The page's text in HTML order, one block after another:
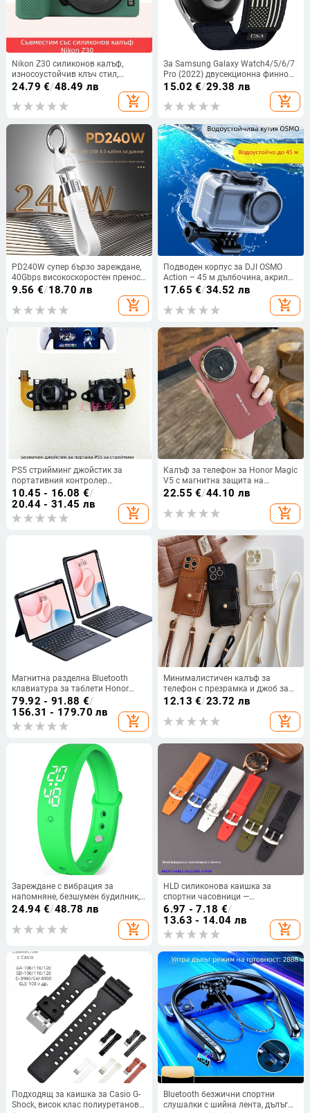
Nikon Z30 силиконов калъф,
износоустойчив клъч стил,
защита за безогледална камера
24.79 €/48.49 лв
add_shopping_cart
За Samsung Galaxy Watch4/5/6/7
Pro (2022) двусекционна финно
тъкана нейлонова гривна за
15.02 €/29.38 лв
add_shopping_cart
PD240W супер бързо зареждане,
40Gbps високоскоростен пренос
и 8K видео поддръжка, Type-C за
мобилни телефони и портативни
твърди дискове
9.56 €/18.70 лв
add_shopping_cart
Подводен корпус за DJI OSMO
Action – 45 м дълбочина, акрилна
конструкция, съвместим с OSMO
Action, включена APP чанта
17.65 €/34.52 лв
add_shopping_cart
PS5 стрийминг джойстик за
портативния контролер
PlayStation Portal — ляв и десен
джойстик, кабелен интерфейс,
съвместим с PS5 Portal
контролер, пластмаса и метал
10.45 - 16.08 €/
20.44 - 31.45 лв
add_shopping_cart
Калъф за телефон за Honor Magic
V5 с магнитна защита на
централната ос, пълна защита на
електроплатиране, защита срещу
22.55 €/44.10 лв
add_shopping_cart
Магнитна разделна Bluetooth
клавиатура за таблети Honor
(10/9) със седемцветна
подсветка
79.92 - 91.88 €/
156.31 - 179.70 лв
add_shopping_cart
Минималистичен калъф за
телефон с презрамка и джоб за
карти, TPU мек корпус, против
изпускане, за iPhone 11, XR, 13 и
17 Pro Max
12.13 €/23.72 лв
add_shopping_cart
Зареждане с вибрация за
напомняне, безшумен будилник,
измерващ телесната
температура, водоустойчив,
студентски, модерен смарт
24.94€/48.78 лв
add_shopping_cart
HLD силиконова каишка за
спортни часовници —
минималистичен и универсален
стил, водоустойчив и
прахоустойчив, съвместим с
Apple, Garmin и Huawei
6.97 - 7.18 €/
13.63 - 14.04 лв
add_shopping_cart
Подходящ за каишка за Casio G-
Shock, висок клас полиуретанова
Bluetooth безжични спортни
слушалки с шийна лента, дълъг